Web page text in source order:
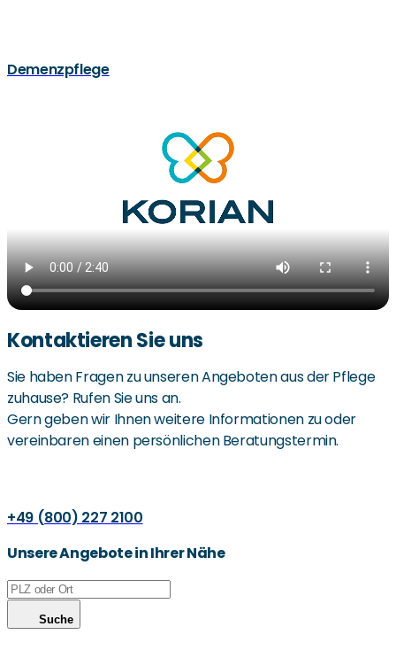
Demenzpflege
Kontaktieren Sie uns
Sie haben Fragen zu unseren Angeboten aus der Pflege
zuhause? Rufen Sie uns an.
Gern geben wir Ihnen weitere Informationen zu oder
vereinbaren einen persönlichen Beratungstermin.
+49 (800) 227 2100
Unsere Angebote in Ihrer Nähe
Suche